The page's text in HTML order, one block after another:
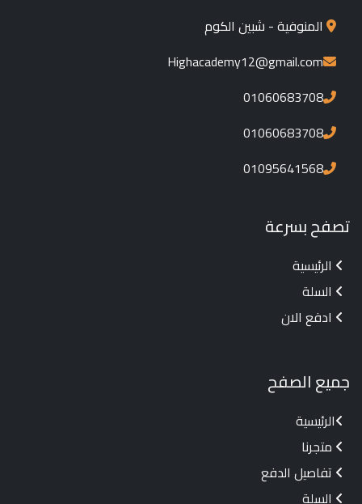
المنوفية - شبين الكوم
Highacademy12@gmail.com
01060683708
01060683708
01095641568
تصفح بسرعة
الرئيسية
السلة
ادفع الان
جميع الصفح
الرئيسية
متجرنا
تفاصيل الدفع
السلة